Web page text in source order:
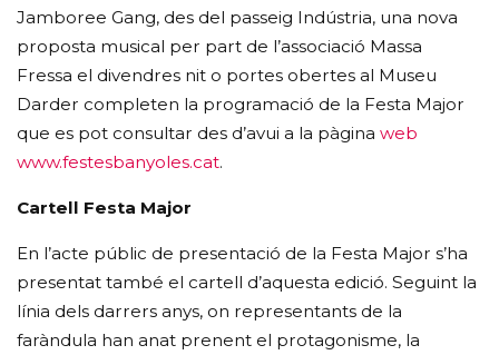
Jamboree Gang, des del passeig Indústria, una nova
proposta musical per part de l’associació Massa
Fressa el divendres nit o portes obertes al Museu
Darder completen la programació de la Festa Major
que es pot consultar des d’avui a la pàginaweb
www.festesbanyoles.cat.
Cartell Festa Major
En l’acte públic de presentació de la Festa Major s’ha
presentat també el cartell d’aquesta edició. Seguint la
línia dels darrers anys, on representants de la
faràndula han anat prenent el protagonisme, la